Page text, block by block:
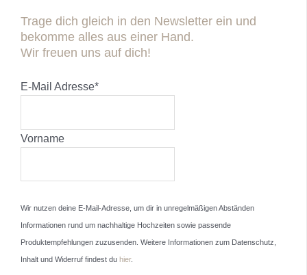
Trage dich gleich in den Newsletter ein und
bekomme alles aus einer Hand.
Wir freuen uns auf dich!
E-Mail Adresse*
Vorname
Wir nutzen deine E-Mail-Adresse, um dir in unregelmäßigen Abständen
Informationen rund um nachhaltige Hochzeiten sowie passende
Produktempfehlungen zuzusenden. Weitere Informationen zum Datenschutz,
Inhalt und Widerruf findest du hier.